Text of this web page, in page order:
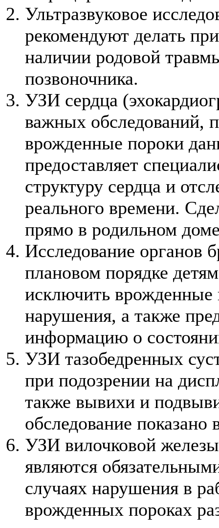
Ультразвуковое
рекомендуют делать
наличии родовой
позвоночника.
УЗИ сердца
важных обследований,
врожденные пороки
предоставляет
структуру сердца и
реального времени.
прямо в родильном
Исследование органов
плановом порядке
исключить
нарушения, а также
информацию о
УЗИ тазобедренных
при подозрении на
также вывихи и
обследование
УЗИ вилочковой
являются
случаях нарушения в
врожденных пороках